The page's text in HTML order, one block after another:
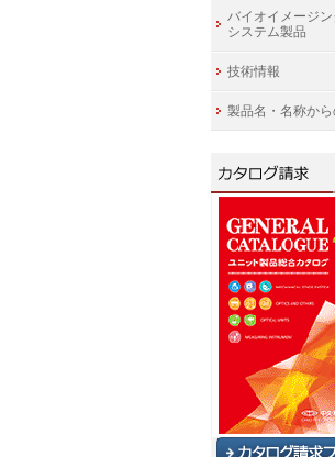
バイオイメージ
システム製品
技術情報
製品名・名称か